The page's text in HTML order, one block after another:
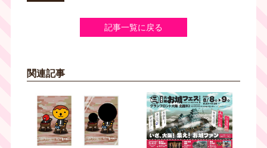
記事一覧に戻る
関連記事